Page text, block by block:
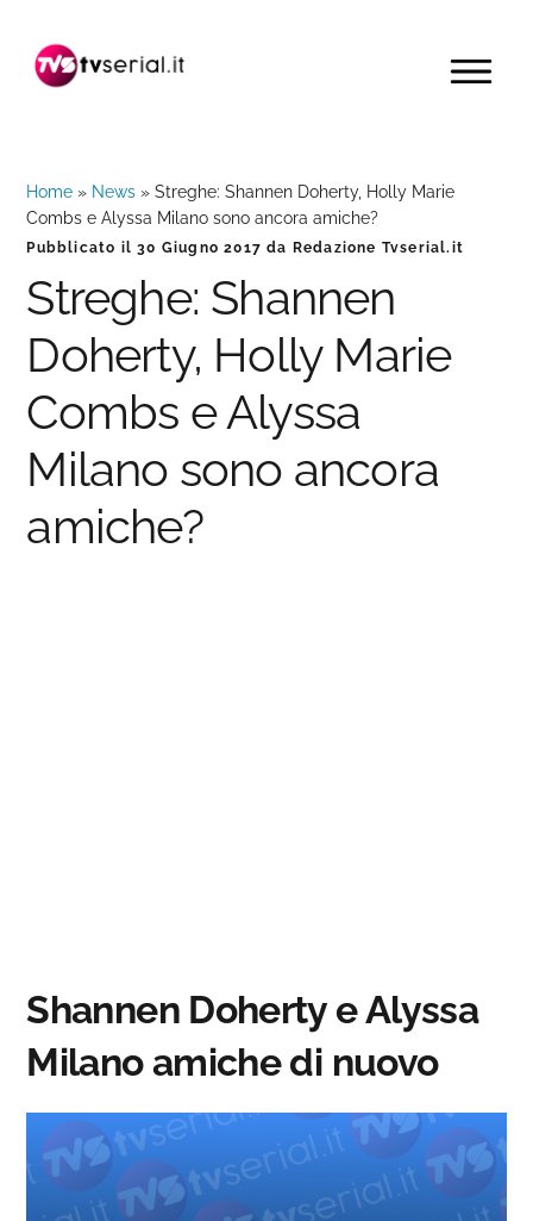
navigazione
contenuto
barra
MENU
Home » News »Streghe: Shannen Doherty, Holly Marie
Combs e Alyssa Milano sono ancora amiche?
Pubblicato il30 Giugno 2017 da Redazione Tvserial.it
Streghe: Shannen
Doherty, Holly Marie
Combs e Alyssa
Milano sono ancora
amiche?
Shannen Doherty e Alyssa
Milano amiche di nuovo